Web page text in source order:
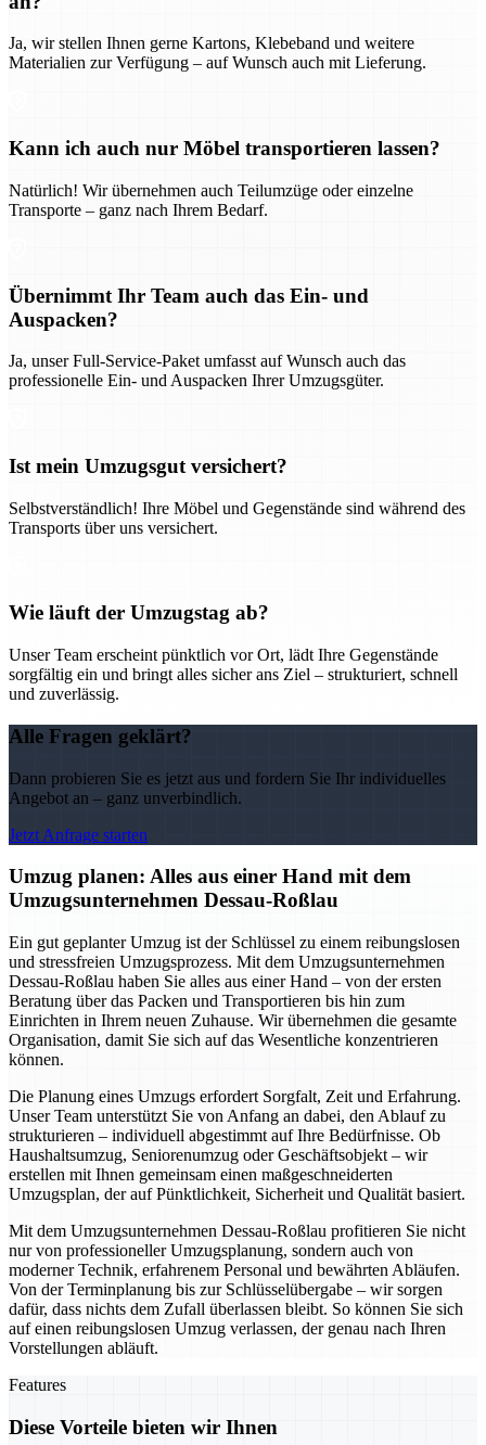
Ja, wir stellen Ihnen gerne Kartons, Klebeband und weitere
Materialien zur Verfügung – auf Wunsch auch mit Lieferung.
Kann ich auch nur Möbel transportieren lassen?
Natürlich! Wir übernehmen auch Teilumzüge oder einzelne
Transporte – ganz nach Ihrem Bedarf.
Übernimmt Ihr Team auch das Ein- und
Auspacken?
Ja, unser Full-Service-Paket umfasst auf Wunsch auch das
professionelle Ein- und Auspacken Ihrer Umzugsgüter.
Ist mein Umzugsgut versichert?
Selbstverständlich! Ihre Möbel und Gegenstände sind während des
Transports über uns versichert.
Wie läuft der Umzugstag ab?
Unser Team erscheint pünktlich vor Ort, lädt Ihre Gegenstände
sorgfältig ein und bringt alles sicher ans Ziel – strukturiert, schnell
und zuverlässig.
Alle Fragen geklärt?
Dann probieren Sie es jetzt aus und fordern Sie Ihr individuelles
Angebot an – ganz unverbindlich.
Jetzt Anfrage starten
Umzug planen: Alles aus einer Hand mit dem
Umzugsunternehmen Dessau-Roßlau
Ein gut geplanter Umzug ist der Schlüssel zu einem reibungslosen
und stressfreien Umzugsprozess. Mit dem Umzugsunternehmen
Dessau-Roßlau haben Sie alles aus einer Hand – von der ersten
Beratung über das Packen und Transportieren bis hin zum
Einrichten in Ihrem neuen Zuhause. Wir übernehmen die gesamte
Organisation, damit Sie sich auf das Wesentliche konzentrieren
können.
Die Planung eines Umzugs erfordert Sorgfalt, Zeit und Erfahrung.
Unser Team unterstützt Sie von Anfang an dabei, den Ablauf zu
strukturieren – individuell abgestimmt auf Ihre Bedürfnisse. Ob
Haushaltsumzug, Seniorenumzug oder Geschäftsobjekt – wir
erstellen mit Ihnen gemeinsam einen maßgeschneiderten
Umzugsplan, der auf Pünktlichkeit, Sicherheit und Qualität basiert.
Mit dem Umzugsunternehmen Dessau-Roßlau profitieren Sie nicht
nur von professioneller Umzugsplanung, sondern auch von
moderner Technik, erfahrenem Personal und bewährten Abläufen.
Von der Terminplanung bis zur Schlüsselübergabe – wir sorgen
dafür, dass nichts dem Zufall überlassen bleibt. So können Sie sich
auf einen reibungslosen Umzug verlassen, der genau nach Ihren
Vorstellungen abläuft.
Features
Diese Vorteile bieten wir Ihnen